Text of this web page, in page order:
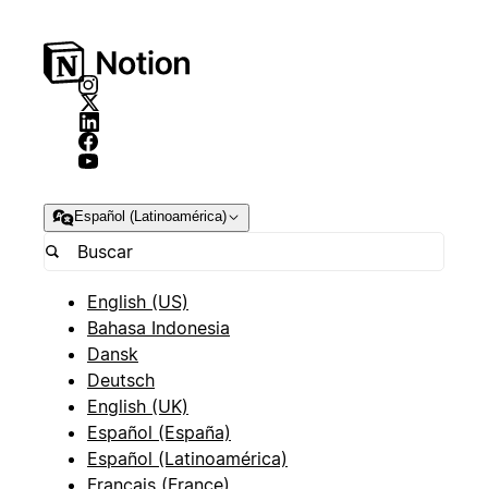
Español (Latinoamérica)
English (US)
Bahasa Indonesia
Dansk
Deutsch
English (UK)
Español (España)
Español (Latinoamérica)
Français (France)